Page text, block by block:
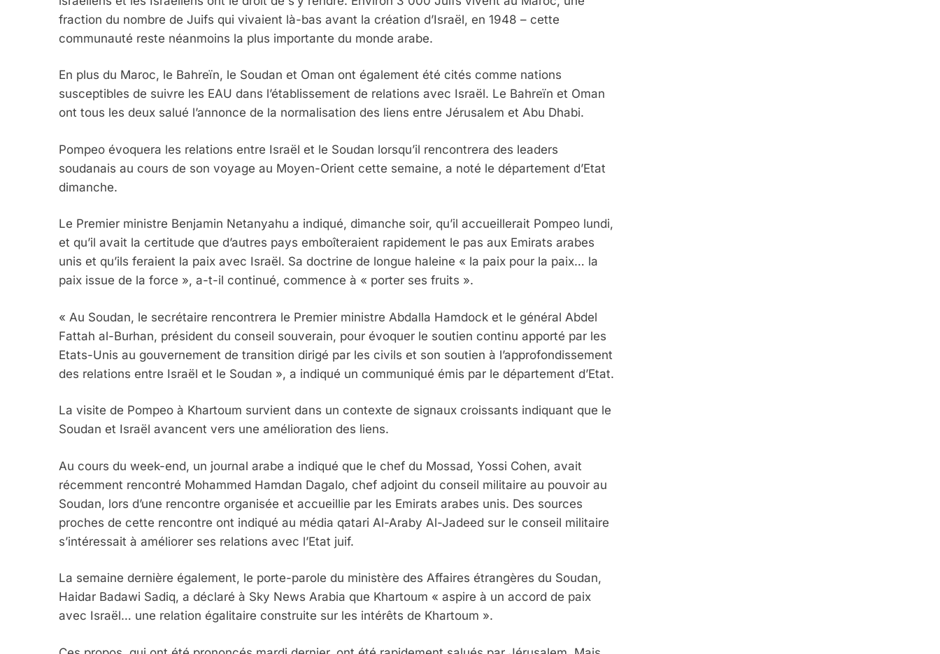
fraction du nombre de Juifs qui vivaient là-bas avant la création d’Israël, en 1948 – cette
communauté reste néanmoins la plus importante du monde arabe.
En plus du Maroc, le Bahreïn, le Soudan et Oman ont également été cités comme nations
susceptibles de suivre les EAU dans l’établissement de relations avec Israël. Le Bahreïn et Oman
ont tous les deux salué l’annonce de la normalisation des liens entre Jérusalem et Abu Dhabi.
Pompeo évoquera les relations entre Israël et le Soudan lorsqu’il rencontrera des leaders
soudanais au cours de son voyage au Moyen-Orient cette semaine, a noté le département d’Etat
dimanche.
Le Premier ministre Benjamin Netanyahu a indiqué, dimanche soir, qu’il accueillerait Pompeo lundi,
et qu’il avait la certitude que d’autres pays emboîteraient rapidement le pas aux Emirats arabes
unis et qu’ils feraient la paix avec Israël. Sa doctrine de longue haleine « la paix pour la paix… la
paix issue de la force », a-t-il continué, commence à « porter ses fruits ».
« Au Soudan, le secrétaire rencontrera le Premier ministre Abdalla Hamdock et le général Abdel
Fattah al-Burhan, président du conseil souverain, pour évoquer le soutien continu apporté par les
Etats-Unis au gouvernement de transition dirigé par les civils et son soutien à l’approfondissement
des relations entre Israël et le Soudan », a indiqué un communiqué émis par le département d’Etat.
La visite de Pompeo à Khartoum survient dans un contexte de signaux croissants indiquant que le
Soudan et Israël avancent vers une amélioration des liens.
Au cours du week-end, un journal arabe a indiqué que le chef du Mossad, Yossi Cohen, avait
récemment rencontré Mohammed Hamdan Dagalo, chef adjoint du conseil militaire au pouvoir au
Soudan, lors d’une rencontre organisée et accueillie par les Emirats arabes unis. Des sources
proches de cette rencontre ont indiqué au média qatari Al-Araby Al-Jadeed sur le conseil militaire
s’intéressait à améliorer ses relations avec l’Etat juif.
La semaine dernière également, le porte-parole du ministère des Affaires étrangères du Soudan,
Haidar Badawi Sadiq, a déclaré à Sky News Arabia que Khartoum « aspire à un accord de paix
avec Israël… une relation égalitaire construite sur les intérêts de Khartoum ».